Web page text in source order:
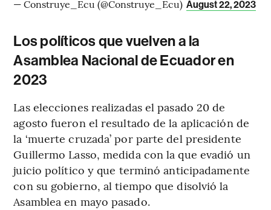
— Construye_Ecu (@Construye_Ecu) August 22, 2023
Los políticos que vuelven a la
Asamblea Nacional de Ecuador en
2023
Las elecciones realizadas el pasado 20 de
agosto fueron el resultado de la aplicación de
la ‘muerte cruzada’ por parte del presidente
Guillermo Lasso, medida con la que evadió un
juicio político y que terminó anticipadamente
con su gobierno, al tiempo que disolvió la
Asamblea en mayo pasado.